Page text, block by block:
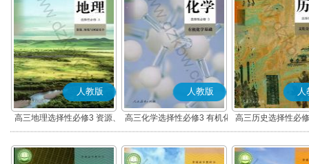
人教版
高三地理选择性必修3 资源、
环境与国家安全
人教版
高三化学选择性必修3 有机化
学基础
人
高三历史选择性必
流与传播(部